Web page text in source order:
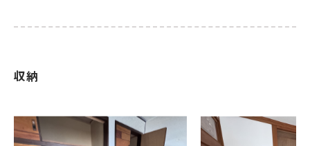
収納